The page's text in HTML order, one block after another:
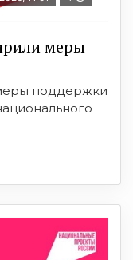
меры
поддержки